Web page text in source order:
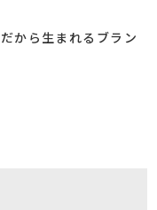
から生まれるブラン